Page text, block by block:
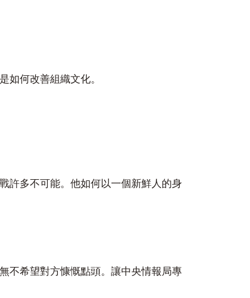
如何改善組織文化。
許多不可能。他如何以一個新鮮人的身
不希望對方慷慨點頭。讓中央情報局專